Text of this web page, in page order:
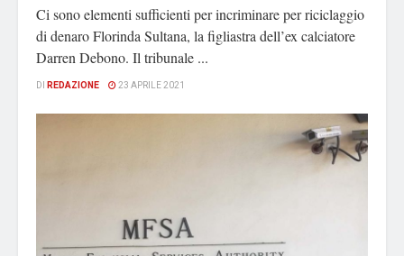
Ci sono elementi sufficienti per incriminare per riciclaggio
di denaro Florinda Sultana, la figliastra dell’ex calciatore
Darren Debono. Il tribunale ...
DI REDAZIONE 23 APRILE 2021